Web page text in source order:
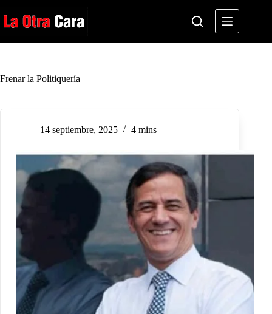
al
contenido
Frenar la Politiquería
14 septiembre, 2025 4 mins